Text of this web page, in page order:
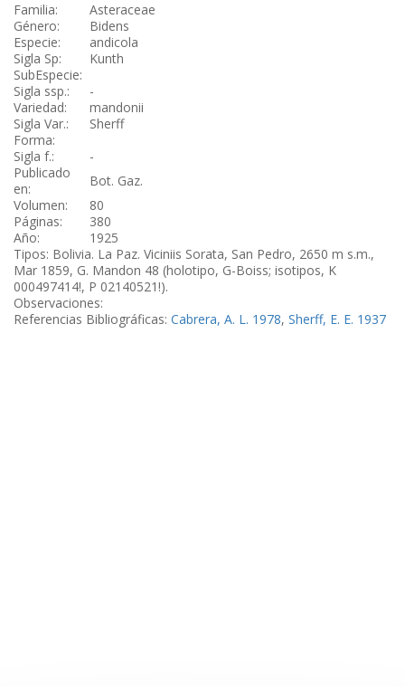
Familia:
Asteraceae
Género:
Bidens
Especie:
andicola
Sigla Sp:
Kunth
SubEspecie:
Sigla ssp.:
-
Variedad:
mandonii
Sigla Var.:
Sherff
Forma:
Sigla f.:
-
Publicado
en:
Bot. Gaz.
Volumen:
80
Páginas:
380
Año:
1925
Tipos: Bolivia. La Paz. Viciniis Sorata, San Pedro, 2650 m s.m.,
Mar 1859, G. Mandon 48 (holotipo, G-Boiss; isotipos, K
000497414!, P 02140521!).
Observaciones:
Referencias Bibliográficas: Cabrera, A. L. 1978, Sherff, E. E. 1937